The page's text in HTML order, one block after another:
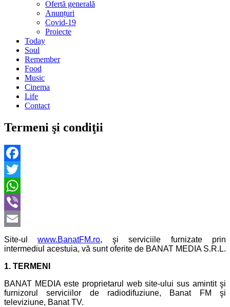
Ofertă generală
Anunțuri
Covid-19
Proiecte
Today
Soul
Remember
Food
Music
Cinema
Life
Contact
Termeni şi condiţii
Facebook
Twitter
WhatsApp
Viber
Email
Site-ulwww.BanatFM.ro, şi serviciile furnizate prin
intermediul acestuia, vă sunt oferite de BANAT MEDIA S.R.L.
1. TERMENI
BANAT MEDIA este proprietarul web site-ului sus amintit şi
furnizorul serviciilor de radiodifuziune, Banat FM şi
televiziune, Banat TV.